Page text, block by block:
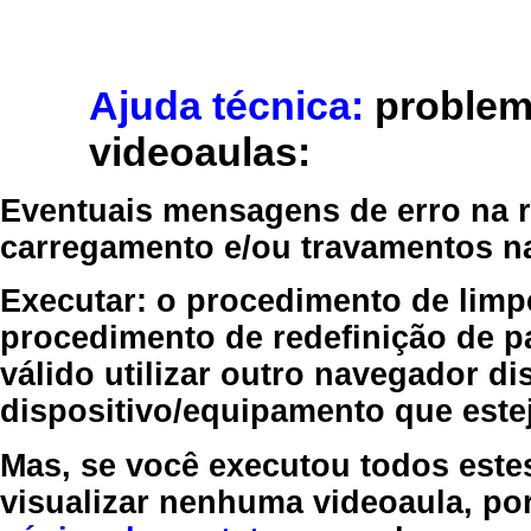
Ajuda técnica:
videoaulas:
Eventuais mensagens de erro
carregamento e/ou travamentos
Executar: o procedimento de
procedimento de redefinição de
válido utilizar outro navegador
dispositivo/equipamento que
Mas, se você executou todos
visualizar nenhuma videoaula,